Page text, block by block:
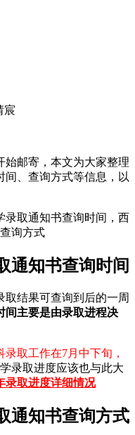
宸
始邮寄，本文为大家整理
间、查询方式等信息，以
通知书查询时间
取结果可查询到后的一周
间主要是由录取进程决
录取工作在7月中下旬，
学录取进度应该也与此大
录取进度详细情况
通知书查询方式